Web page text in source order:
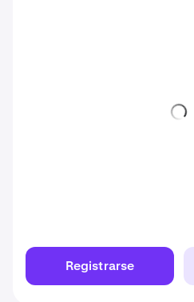
Registrarse